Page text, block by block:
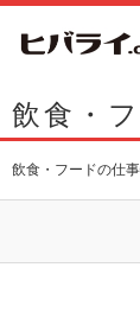
飲食・
飲食・フードの仕